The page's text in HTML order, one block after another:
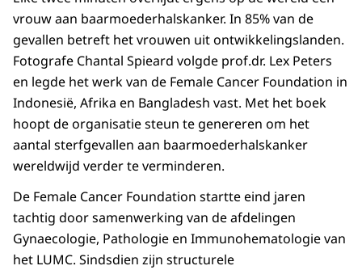
vrouw aan baarmoederhalskanker. In 85% van de
gevallen betreft het vrouwen uit ontwikkelingslanden.
Fotografe Chantal Spieard volgde prof.dr. Lex Peters
en legde het werk van de Female Cancer Foundation in
Indonesië, Afrika en Bangladesh vast. Met het boek
hoopt de organisatie steun te genereren om het
aantal sterfgevallen aan baarmoederhalskanker
wereldwijd verder te verminderen.
De Female Cancer Foundation startte eind jaren
tachtig door samenwerking van de afdelingen
Gynaecologie, Pathologie en Immunohematologie van
het LUMC. Sindsdien zijn structurele